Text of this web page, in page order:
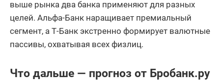
выше рынка два банка применяют для разных
целей. Альфа-Банк наращивает премиальный
сегмент, а Т-Банк экстренно формирует валютные
пассивы, охватывая всех физлиц.
Что дальше — прогноз от Бробанк.ру